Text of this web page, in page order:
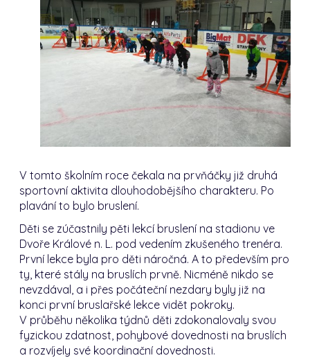
V tomto školním roce čekala na prvňáčky již druhá
sportovní aktivita dlouhodobějšího charakteru. Po
plavání to bylo bruslení.
Děti se zúčastnily pěti lekcí bruslení na stadionu ve
Dvoře Králové n. L. pod vedením zkušeného trenéra.
První lekce byla pro děti náročná. A to především pro
ty, které stály na bruslích prvně. Nicméně nikdo se
nevzdával, a i přes počáteční nezdary byly již na
konci první bruslařské lekce vidět pokroky.
V průběhu několika týdnů děti zdokonalovaly svou
fyzickou zdatnost, pohybové dovednosti na bruslích
a rozvíjely své koordinační dovednosti.